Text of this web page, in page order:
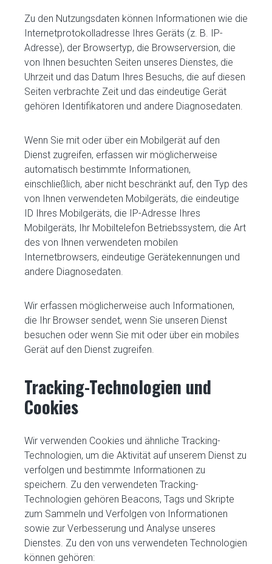
Zu den Nutzungsdaten können Informationen wie die
Internetprotokolladresse Ihres Geräts (z. B. IP-
Adresse), der Browsertyp, die Browserversion, die
von Ihnen besuchten Seiten unseres Dienstes, die
Uhrzeit und das Datum Ihres Besuchs, die auf diesen
Seiten verbrachte Zeit und das eindeutige Gerät
gehören Identifikatoren und andere Diagnosedaten.
Wenn Sie mit oder über ein Mobilgerät auf den
Dienst zugreifen, erfassen wir möglicherweise
automatisch bestimmte Informationen,
einschließlich, aber nicht beschränkt auf, den Typ des
von Ihnen verwendeten Mobilgeräts, die eindeutige
ID Ihres Mobilgeräts, die IP-Adresse Ihres
Mobilgeräts, Ihr Mobiltelefon Betriebssystem, die Art
des von Ihnen verwendeten mobilen
Internetbrowsers, eindeutige Gerätekennungen und
andere Diagnosedaten.
Wir erfassen möglicherweise auch Informationen,
die Ihr Browser sendet, wenn Sie unseren Dienst
besuchen oder wenn Sie mit oder über ein mobiles
Gerät auf den Dienst zugreifen.
Tracking-Technologien und
Cookies
Wir verwenden Cookies und ähnliche Tracking-
Technologien, um die Aktivität auf unserem Dienst zu
verfolgen und bestimmte Informationen zu
speichern. Zu den verwendeten Tracking-
Technologien gehören Beacons, Tags und Skripte
zum Sammeln und Verfolgen von Informationen
sowie zur Verbesserung und Analyse unseres
Dienstes. Zu den von uns verwendeten Technologien
können gehören: